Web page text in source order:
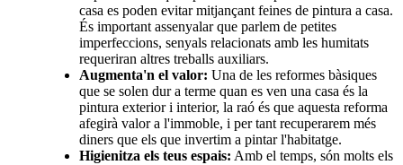
casa es poden evitar mitjançant feines de pintura a casa.
És important assenyalar que parlem de petites
imperfeccions, senyals relacionats amb les humitats
requeriran altres treballs auxiliars.
Augmenta'n el valor: Una de les reformes bàsiques
que se solen dur a terme quan es ven una casa és la
pintura exterior i interior, la raó és que aquesta reforma
afegirà valor a l'immoble, i per tant recuperarem més
diners que els que invertim a pintar l'habitatge.
Higienitza els teus espais: Amb el temps, són molts els